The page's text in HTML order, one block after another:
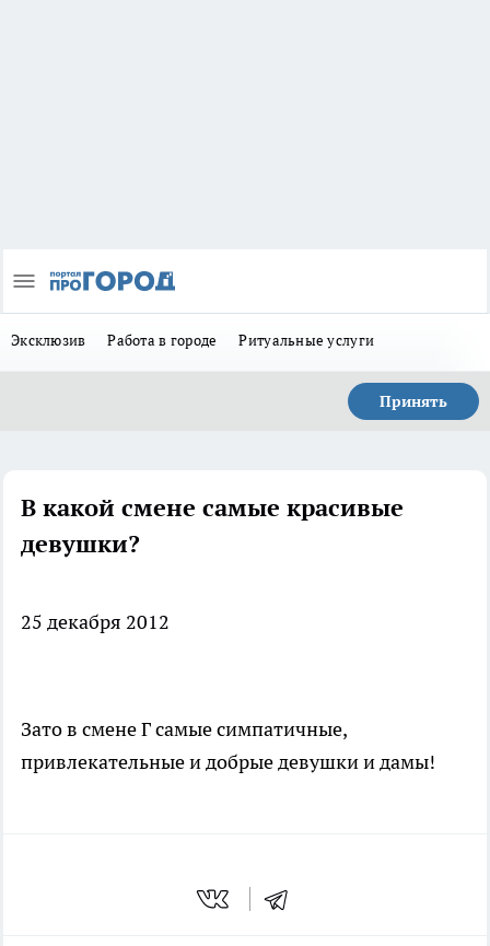
Эксклюзив Работа в городе Ритуальные услуги
Принять
В какой смене самые красивые
девушки?
25 декабря 2012
Зато в смене Г самые симпатичные,
привлекательные и добрые девушки и дамы!